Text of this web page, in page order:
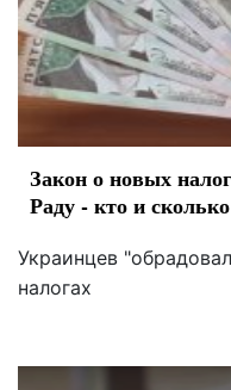
Закон о новых
Раду - кто и
Украинцев
налогах